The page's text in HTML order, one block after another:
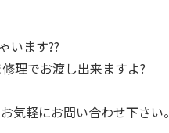
います??
理でお渡し出来ますよ?
気軽にお問い合わせ下さい。